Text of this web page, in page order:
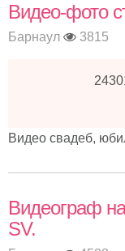
Видео-фото
Барнаул 3815
Видео свадеб,
Видеограф
SV.